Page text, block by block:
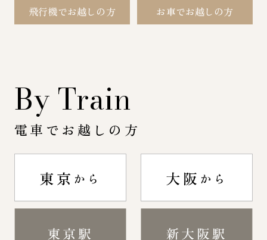
飛行機でお越しの方 お車でお越しの方
By Train
電車でお越しの方